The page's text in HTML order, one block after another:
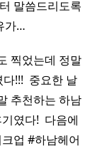
말씀드리도록
가…
찍었는데 정말
!!! ​ 중요한 날
추천하는 하남
였다! ​ 다음에
업 #하남헤어